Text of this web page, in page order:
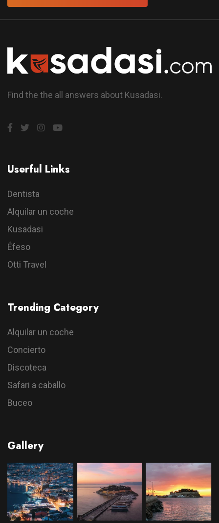
Find the the all answers about Kusadasi.
Userful Links
Dentista
Alquilar un coche
Kusadasi
Éfeso
Otti Travel
Trending Category
Alquilar un coche
Concierto
Discoteca
Safari a caballo
Buceo
Gallery